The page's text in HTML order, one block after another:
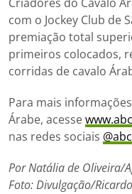
com o Jockey Club de
premiação total
primeiros colocados,
corridas de cavalo
Para mais
Árabe, acesse
nas redes sociais
Por Natália de Oliveira/
Foto: Divulgação/